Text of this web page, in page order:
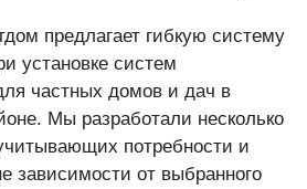
предлагает гибкую систему
установке систем
частных домов и дач в
Мы разработали несколько
потребности и
зависимости от выбранного